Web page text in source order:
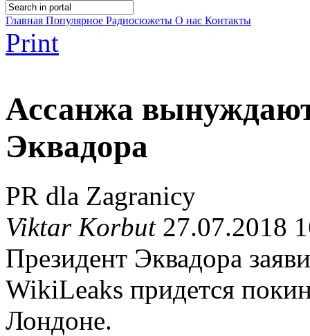
Главная Популярное Радиосюжеты О нас Контакты
Print
Ассанжа
Эквадора
PR dla Zagranicy
Viktar Korbut27.07.2018
Президент Эквадора
WikiLeaks придется
Лондоне.